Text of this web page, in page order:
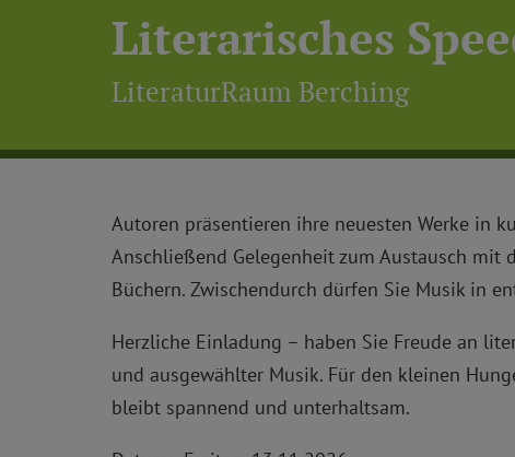
Literarisches
LiteraturRaum Berching
Autoren präsentieren ihre neuesten Werke in
Anschließend Gelegenheit zum Austausch
Büchern. Zwischendurch dürfen Sie Musik in
Herzliche Einladung – haben Sie Freude an
und ausgewählter Musik. Für den kleinen
bleibt spannend und unterhaltsam.